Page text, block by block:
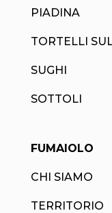
PIADINA
TORTELLI
SUGHI
SOTTOLI
FUMAIOLO
CHI SIAMO
TERRITORIO